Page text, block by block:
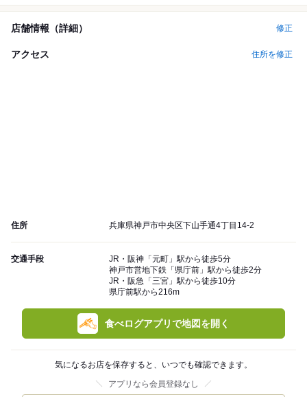
店舗情報（詳細） 修正
アクセス 住所を修正
住所 兵庫県神戸市中央区下山手通4丁目14-2
交通手段
JR・阪神「元町」駅から徒歩5分
神戸市営地下鉄「県庁前」駅から徒歩2分
JR・阪急「三宮」駅から徒歩10分
県庁前駅から216m
食べログアプリで地図を開く
気になるお店を保存すると、いつでも確認できます。
アプリなら会員登録なし